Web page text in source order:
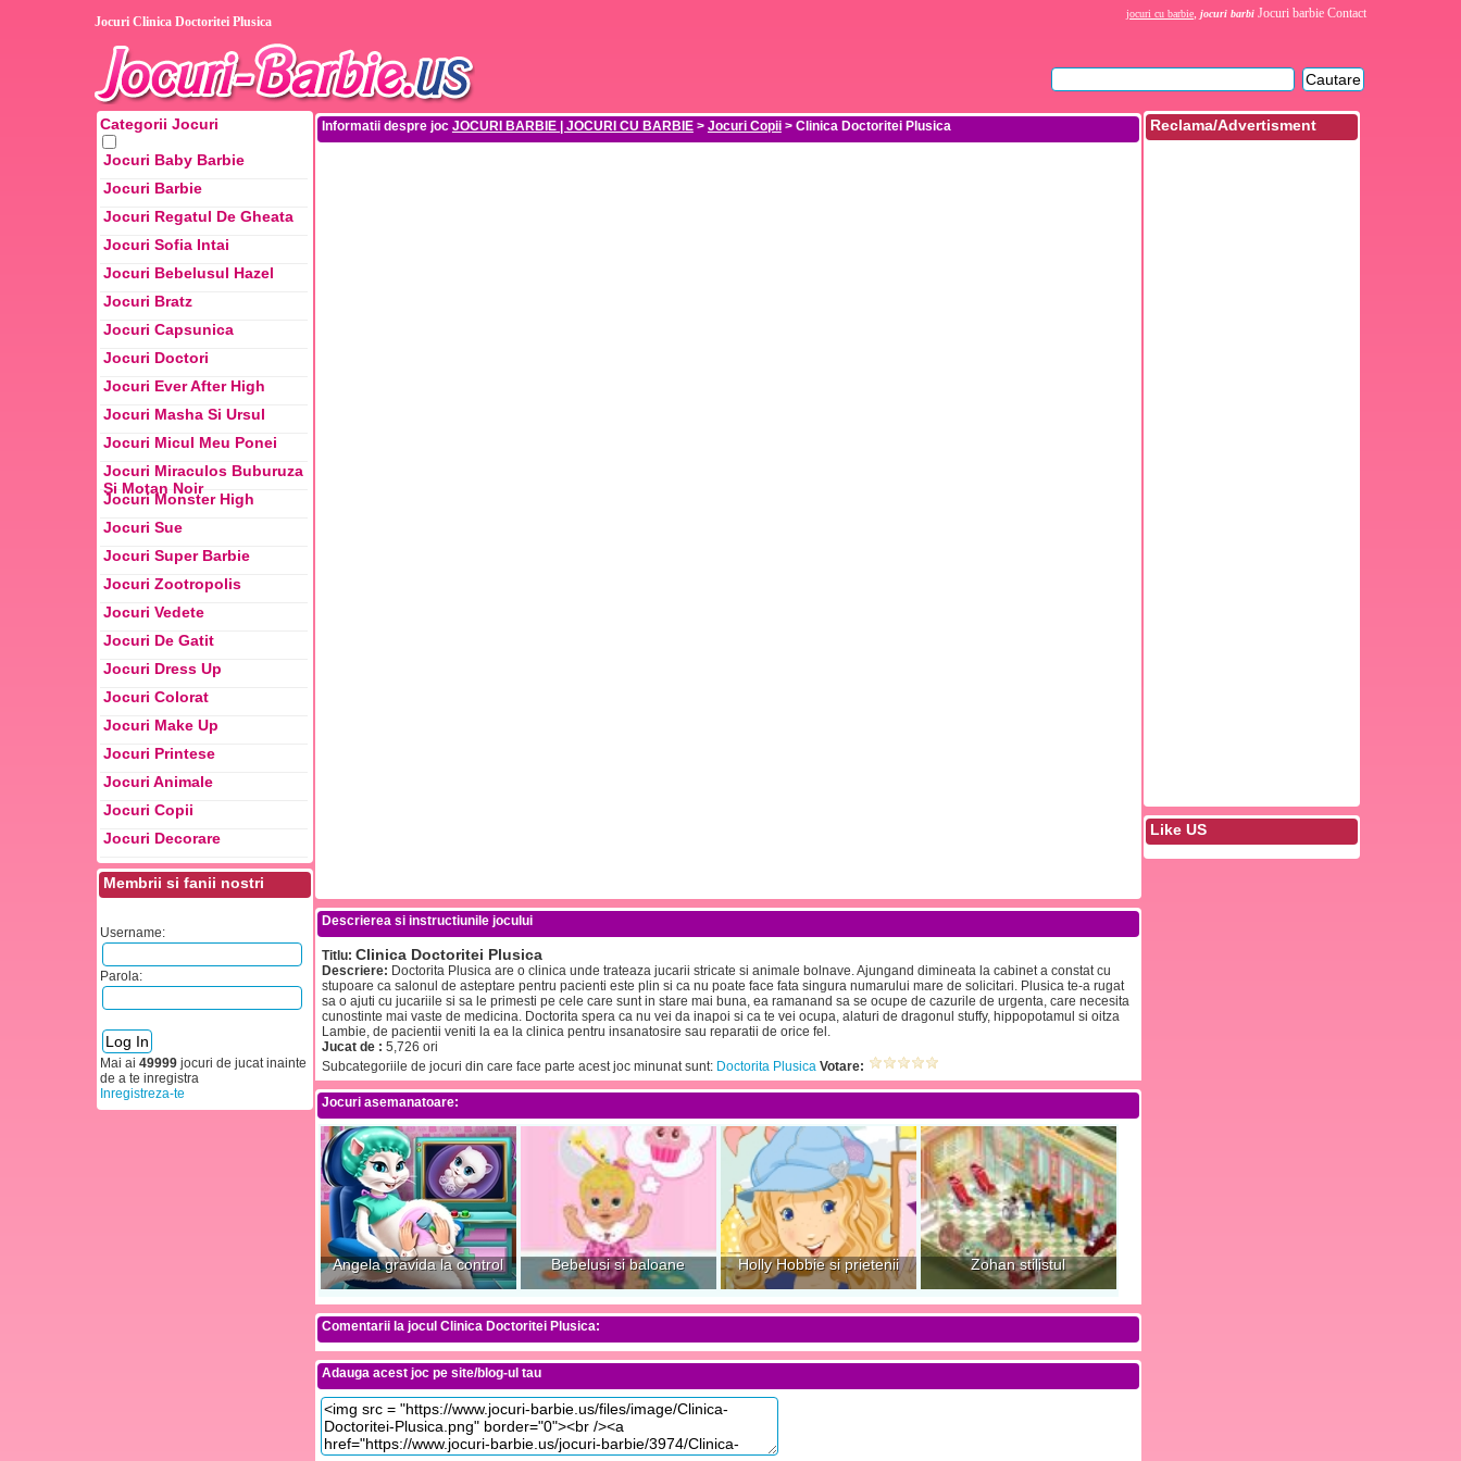
Jocuri Clinica Doctoritei Plusica
jocuri cu barbie, jocuri barbi Jocuri barbie Contact
Categorii Jocuri
Jocuri Baby Barbie
Jocuri Barbie
Jocuri Regatul De Gheata
Jocuri Sofia Intai
Jocuri Bebelusul Hazel
Jocuri Bratz
Jocuri Capsunica
Jocuri Doctori
Jocuri Ever After High
Jocuri Masha Si Ursul
Jocuri Micul Meu Ponei
Jocuri Miraculos Buburuza
Si Motan Noir
Jocuri Monster High
Jocuri Sue
Jocuri Super Barbie
Jocuri Zootropolis
Jocuri Vedete
Jocuri De Gatit
Jocuri Dress Up
Jocuri Colorat
Jocuri Make Up
Jocuri Printese
Jocuri Animale
Jocuri Copii
Jocuri Decorare
Membrii si fanii nostri
Username:
Parola:
Mai ai 49999 jocuri de jucat inainte
de a te inregistra
Inregistreza-te
Informatii despre joc JOCURI BARBIE | JOCURI CU BARBIE> Jocuri Copii> Clinica Doctoritei Plusica
Descrierea si instructiunile jocului
Titlu: Clinica Doctoritei Plusica
Descriere: Doctorita Plusica are o clinica unde trateaza jucarii stricate si animale bolnave. Ajungand dimineata la cabinet a constat cu
stupoare ca salonul de asteptare pentru pacienti este plin si ca nu poate face fata singura numarului mare de solicitari. Plusica te-a rugat
sa o ajuti cu jucariile si sa le primesti pe cele care sunt in stare mai buna, ea ramanand sa se ocupe de cazurile de urgenta, care necesita
cunostinte mai vaste de medicina. Doctorita spera ca nu vei da inapoi si ca te vei ocupa, alaturi de dragonul stuffy, hippopotamul si oitza
Lambie, de pacientii veniti la ea la clinica pentru insanatosire sau reparatii de orice fel.
Jucat de : 5,726 ori
Subcategoriile de jocuri din care face parte acest joc minunat sunt: Doctorita Plusica Votare:
Jocuri asemanatoare:
Angela gravida la control Bebelusi si baloane Holly Hobbie si prietenii Zohan stilistul
Comentarii la jocul Clinica Doctoritei Plusica:
Adauga acest joc pe site/blog-ul tau
Reclama/Advertisment
Like US